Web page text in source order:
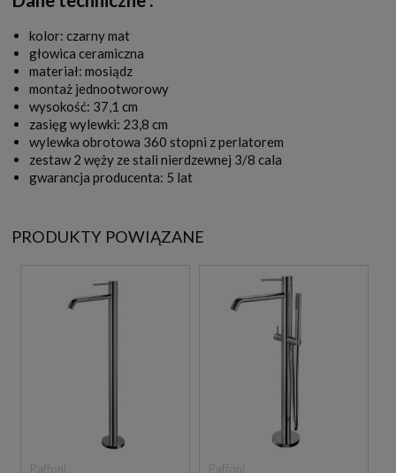
kolor: czarny mat
głowica ceramiczna
materiał: mosiądz
montaż jednootworowy
wysokość: 37,1 cm
zasięg wylewki: 23,8 cm
wylewka obrotowa 360 stopni z perlatorem
zestaw 2 węży ze stali nierdzewnej 3/8 cala
gwarancja producenta: 5 lat
PRODUKTY POWIĄZANE